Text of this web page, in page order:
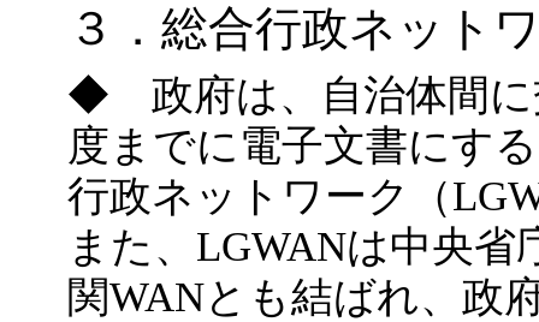
３．総合行政ネット
◆ 政府は、自治体間に
度までに電子文書にす
行政ネットワーク（
また、LGWANは中央
関WANとも結ばれ、政